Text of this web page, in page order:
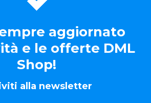
aggiornato
e le offerte DML
Shop!
alla newsletter